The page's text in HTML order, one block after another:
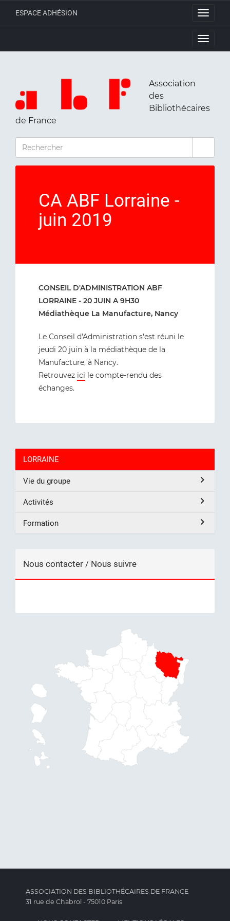
Toggle
ESPACE ADHÉSION
Toggle
Association
des
Bibliothécaires
de France
RECHERCHER
CA ABF Lorraine -
juin 2019
CONSEIL D'ADMINISTRATION ABF
LORRAINE - 20 JUIN A 9H30
Médiathèque La Manufacture, Nancy
Le Conseil d'Administration s'est réuni le
jeudi 20 juin à la médiathèque de la
Manufacture, à Nancy.
Retrouvez ici le compte-rendu des
échanges.
LORRAINE
Vie du groupe
Activités
Formation
Nous contacter / Nous suivre
ASSOCIATION DES BIBLIOTHÉCAIRES DE FRANCE
31 rue de Chabrol - 75010 Paris